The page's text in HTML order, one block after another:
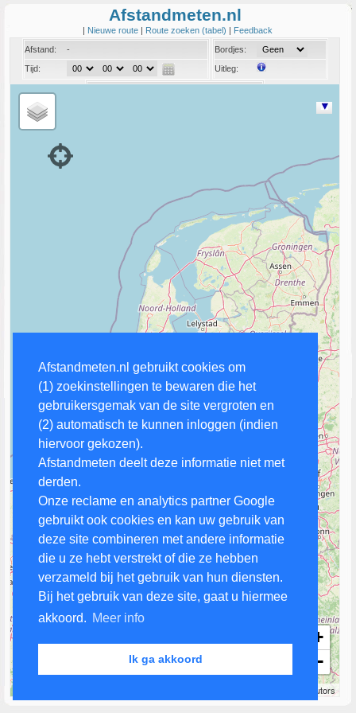
Afstandmeten.nl gebruikt cookies om
(1) zoekinstellingen te bewaren die het
gebruikersgemak van de site vergroten en
(2) automatisch te kunnen inloggen (indien
hiervoor gekozen).
Afstandmeten deelt deze informatie niet met
derden.
Onze reclame en analytics partner Google
gebruikt ook cookies en kan uw gebruik van
deze site combineren met andere informatie
die u ze hebt verstrekt of die ze hebben
verzameld bij het gebruik van hun diensten.
Bij het gebruik van deze site, gaat u hiermee
akkoord. Meer info
Ik ga akkoord
Afstandmeten.nl
| Nieuwe route | Route zoeken (tabel) | Feedback
Afstand:
-
Tijd:
Bordjes:
Uitleg:
+
−
contributors